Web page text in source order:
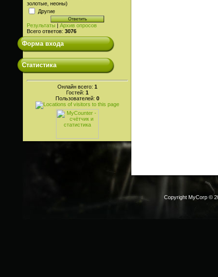
золотые, неоны)
Другие
Результаты
Архив опросов
Всего ответов: 3076
Форма входа
Статистика
Онлайн всего: 1
Гостей: 1
Пользователей: 0
Copyright MyCorp ©